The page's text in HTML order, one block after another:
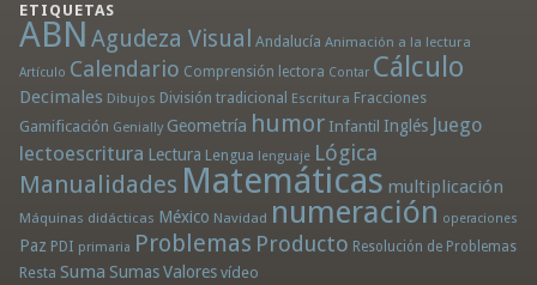
ETIQUETAS
ABN Agudeza Visual Andalucía Animación a la lectura
Artículo Calendario Comprensión lectora Contar Cálculo
Decimales Dibujos División tradicional Escritura Fracciones
Gamificación Genially Geometría humor Infantil Inglés Juego
lectoescritura Lectura Lengua lenguaje Lógica
Manualidades Matemáticas multiplicación
Máquinas didácticas México Navidad numeración operaciones
Paz PDI primaria Problemas Producto Resolución de Problemas
Resta Suma Sumas Valores vídeo